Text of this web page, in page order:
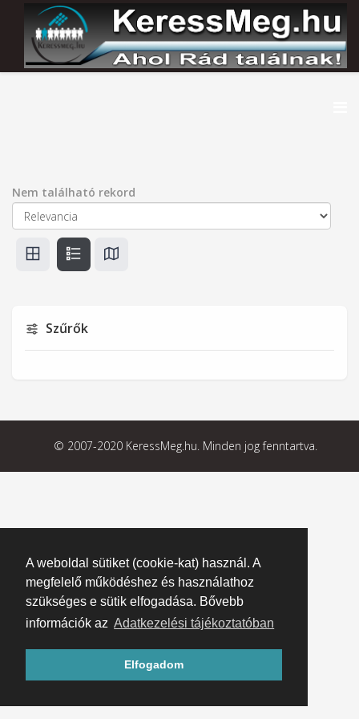
A weboldal sütiket (cookie-kat) használ. A
megfelelő működéshez és használathoz
szükséges e sütik elfogadása. Bővebb
információk az Adatkezelési tájékoztatóban
Elfogadom
Nem található rekord
Szűrők
© 2007-2020 KeressMeg.hu. Minden jog fenntartva.